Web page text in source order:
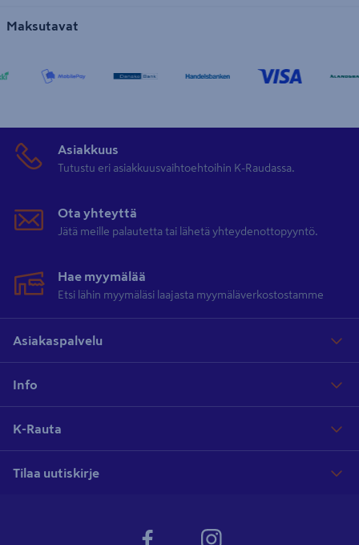
Maksutavat
Asiakkuus
Tutustu eri asiakkuusvaihtoehtoihin K-Raudassa.
Ota yhteyttä
Jätä meille palautetta tai lähetä yhteydenottopyyntö.
Hae myymälää
Etsi lähin myymäläsi laajasta myymäläverkostostamme
Asiakaspalvelu
Info
K-Rauta
Tilaa uutiskirje